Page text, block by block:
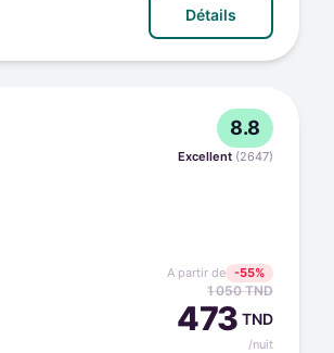
Détails
8.8
Excellent (2647)
A partir de -55%
1 050 TND
473 TND
/nuit